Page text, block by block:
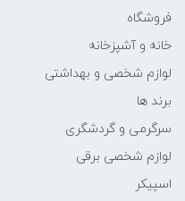
فروشگاه
خانه و آشپزخانه
لوازم شخصی و بهداشتی
برند ها
سرگرمی و گردشگری
لوازم شخصی برقی
اسپیکر